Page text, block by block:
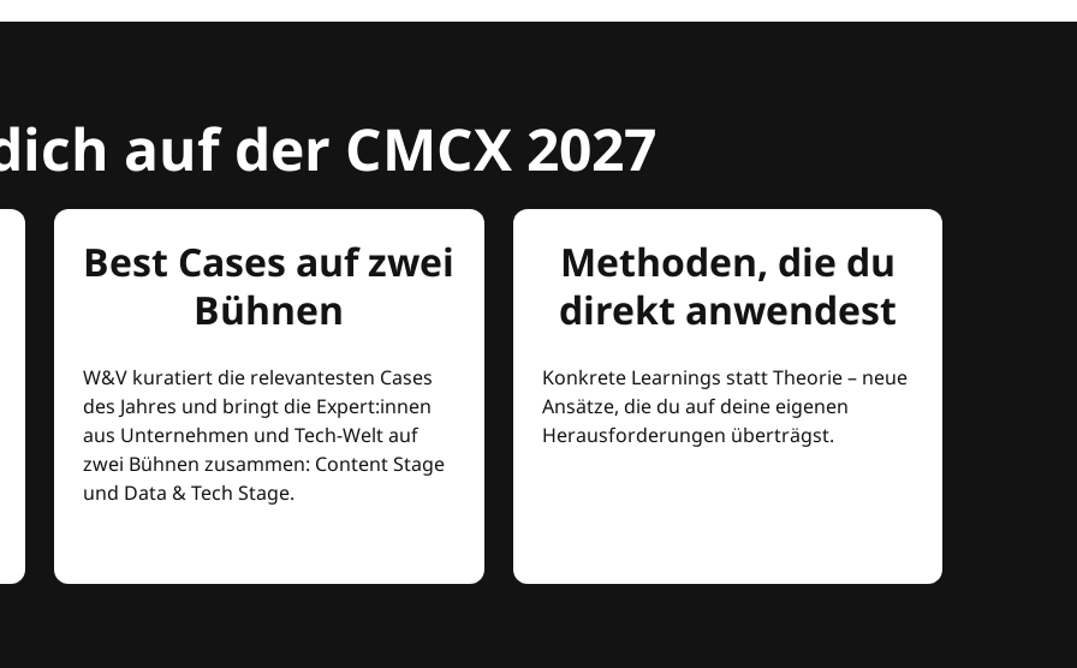
auf der CMCX 2027
Best Cases auf zwei
Bühnen
W&V kuratiert die relevantesten Cases
des Jahres und bringt die Expert:innen
aus Unternehmen und Tech-Welt auf
zwei Bühnen zusammen: Content Stage
und Data & Tech Stage.
Methoden, die du
direkt anwendest
Konkrete Learnings statt Theorie – neue
Ansätze, die du auf deine eigenen
Herausforderungen überträgst.